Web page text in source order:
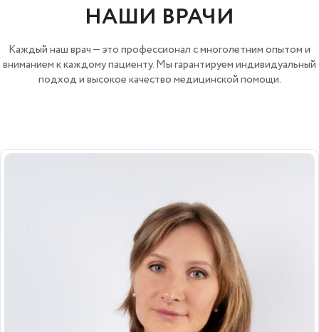
НАШИ ВРАЧИ
Каждый наш врач — это профессионал с многолетним опытом и
вниманием к каждому пациенту. Мы гарантируем индивидуальный
подход и высокое качество медицинской помощи.